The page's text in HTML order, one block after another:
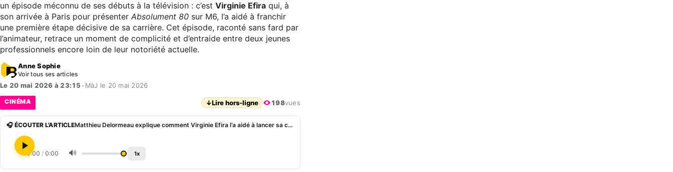
un épisode méconnu de ses débuts à la télévision : c’est Virginie Efira qui, à
son arrivée à Paris pour présenter Absolument 80 sur M6, l’a aidé à franchir
une première étape décisive de sa carrière. Cet épisode, raconté sans fard par
l’animateur, retrace un moment de complicité et d’entraide entre deux jeunes
professionnels encore loin de leur notoriété actuelle.
Anne Sophie
Voir tous ses articles
Le 20 mai 2026 à 23:15 • MàJ le 20 mai 2026
CINÉMA ↓Lire hors-ligne 198vues
🎧 ÉCOUTER L'ARTICLE Matthieu Delormeau explique comment Virginie Efira l’a aidé à lancer sa carrière
0:00 / 0:00 🔊 1x